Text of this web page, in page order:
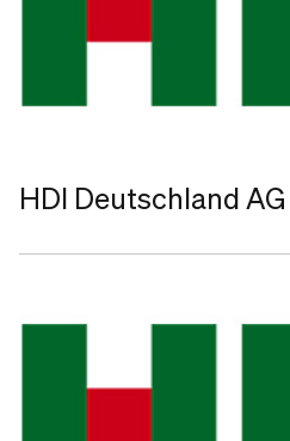
HDI Deutschland AG